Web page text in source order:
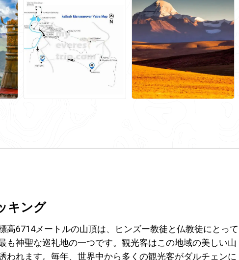
キング
高6714メートルの山頂は、ヒンズー教徒と仏教徒にとって
も神聖な巡礼地の一つです。観光客はこの地域の美しい山
われます。毎年、世界中から多くの観光客がダルチェンに